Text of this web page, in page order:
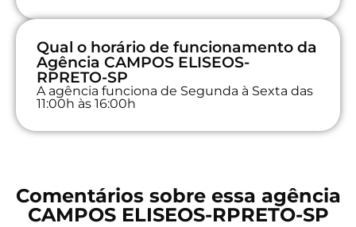
Qual o horário de funcionamento da
Agência CAMPOS ELISEOS-
RPRETO-SP
A agência funciona de Segunda à Sexta das
11:00h às 16:00h
Comentários sobre essa agência
CAMPOS ELISEOS-RPRETO-SP